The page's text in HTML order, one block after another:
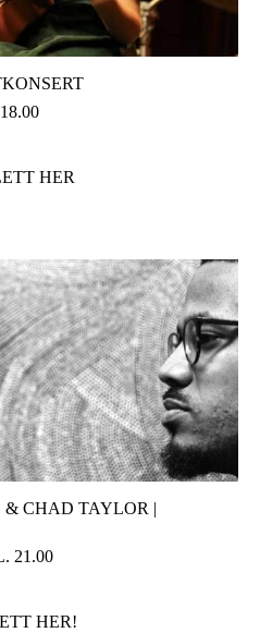
HER
& CHAD TAYLOR |
21.00
HER!